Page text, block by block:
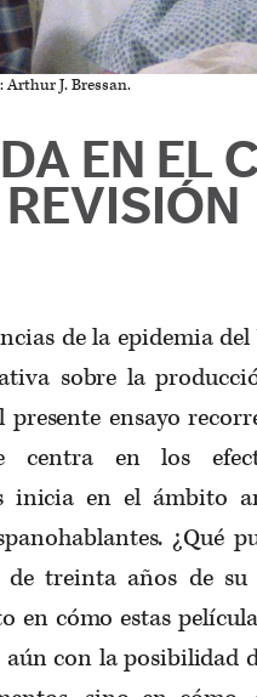
Arthur J. Bressan.
EN EL
de la epidemia
sobre la
presente ensayo
centra en los
inicia en el ámbito
¿Qué
de treinta años de
en cómo estas
con la posibilidad